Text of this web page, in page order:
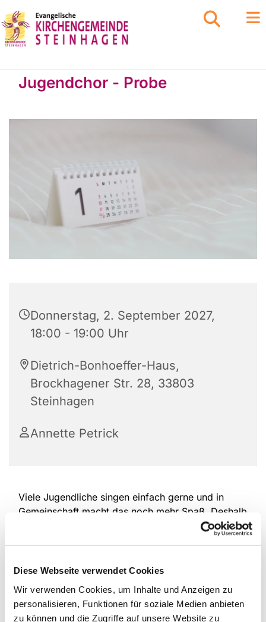
Diese Webseite verwendet Cookies
Wir verwenden Cookies, um Inhalte und Anzeigen zu
personalisieren, Funktionen für soziale Medien anbieten
zu können und die Zugriffe auf unsere Website zu
Jugendchor - Probe
Donnerstag, 2. September 2027,
18:00 - 19:00 Uhr
Dietrich-Bonhoeffer-Haus,
Brockhagener Str. 28, 33803
Steinhagen
Annette Petrick
Viele Jugendliche singen einfach gerne und in
Gemeinschaft macht das noch mehr Spaß. Deshalb
treffen sich die drei Kinderchorgruppen unserer
Gemeinde jede Woche, um das gemeinsam zu tun.
Lieder, die altersgerecht und spielerisch eingeführt
kurz und manchmal erklingen auch Instrumente.